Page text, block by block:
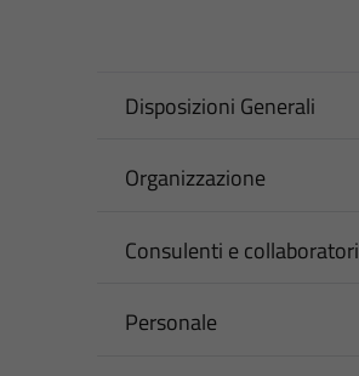
Disposizioni Generali
Organizzazione
Consulenti e collaboratori
Personale